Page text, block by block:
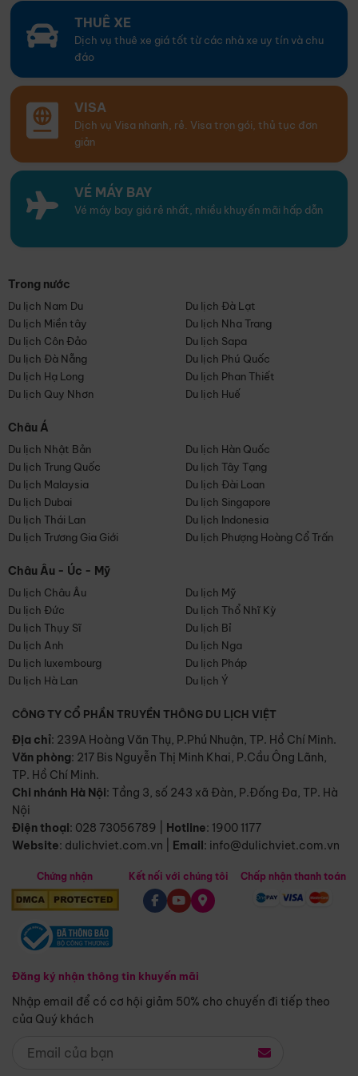
THUÊ XE
Dịch vụ thuê xe giá tốt từ các nhà xe uy tín và chu
đáo
VISA
Dịch vụ Visa nhanh, rẻ. Visa trọn gói, thủ tục đơn
giản
VÉ MÁY BAY
Vé máy bay giá rẻ nhất, nhiều khuyến mãi hấp dẫn
Trong nước
Du lịch Nam Du
Du lịch Đà Lạt
Du lịch Miền tây
Du lịch Nha Trang
Du lịch Côn Đảo
Du lịch Sapa
Du lịch Đà Nẵng
Du lịch Phú Quốc
Du lịch Hạ Long
Du lịch Phan Thiết
Du lịch Quy Nhơn
Du lịch Huế
Châu Á
Du lịch Nhật Bản
Du lịch Hàn Quốc
Du lịch Trung Quốc
Du lịch Tây Tạng
Du lịch Malaysia
Du lịch Đài Loan
Du lịch Dubai
Du lịch Singapore
Du lịch Thái Lan
Du lịch Indonesia
Du lịch Trương Gia Giới
Du lịch Phượng Hoàng Cổ Trấn
Châu Âu - Úc - Mỹ
Du lịch Châu Âu
Du lịch Mỹ
Du lịch Đức
Du lịch Thổ Nhĩ Kỳ
Du lịch Thụy Sĩ
Du lịch Bỉ
Du lịch Anh
Du lịch Nga
Du lịch luxembourg
Du lịch Pháp
Du lịch Hà Lan
Du lịch Ý
CÔNG TY CỔ PHẦN TRUYỀN THÔNG DU LỊCH VIỆT
Địa chỉ: 239A Hoàng Văn Thụ, P.Phú Nhuận, TP. Hồ Chí Minh.
Văn phòng: 217 Bis Nguyễn Thị Minh Khai, P.Cầu Ông Lãnh,
TP. Hồ Chí Minh.
Chi nhánh Hà Nội: Tầng 3, số 243 xã Đàn, P.Đống Đa, TP. Hà
Nội
Điện thoại: 028 73056789 Hotline: 1900 1177
Website: dulichviet.com.vn Email: info@dulichviet.com.vn
Chứng nhận
Đăng ký nhận thông tin khuyến mãi
Nhập email để có cơ hội giảm 50% cho chuyến đi tiếp theo
của Quý khách
Kết nối với chúng tôi Chấp nhận thanh toán